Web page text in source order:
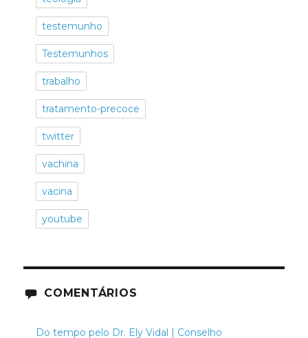
testemunho
Testemunhos
trabalho
tratamento-precoce
twitter
vachina
vacina
youtube
COMENTÁRIOS
Do tempo pelo Dr. Ely Vidal | Conselho